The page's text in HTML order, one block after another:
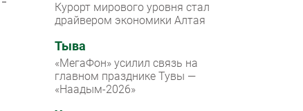
Курорт мирового уровня стал
драйвером экономики Алтая
Тыва
«МегаФон» усилил связь на
главном празднике Тувы —
«Наадым-2026»